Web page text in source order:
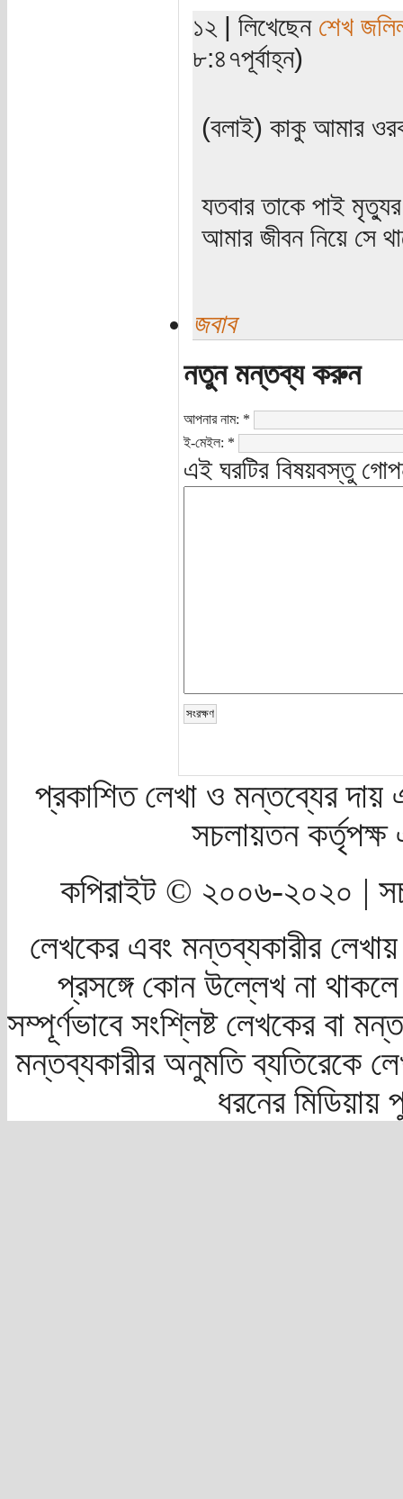
১২ | লিখেছেন শেখ
৮:৪৭পূর্বাহ্ন)
(বলাই) কাকু আমার
যতবার তাকে পাই
আমার জীবন নিয়ে সে
জবাব
নতুন মন্তব্য করুন
আপনার নাম: *
ই-মেইল: *
এই ঘরটির বিষয়বস্তু
প্রকাশিত লেখা ও মন্তব্যের দায়
সচলায়তন
কপিরাইট © ২০০৬-২০২০ |
লেখকের এবং মন্তব্যকারীর
প্রসঙ্গে কোন উল্লেখ না
সম্পূর্ণভাবে সংশ্লিষ্ট লেখকের বা
মন্তব্যকারীর অনুমতি ব্যতিরেকে
ধরনের মিডিয়ায়